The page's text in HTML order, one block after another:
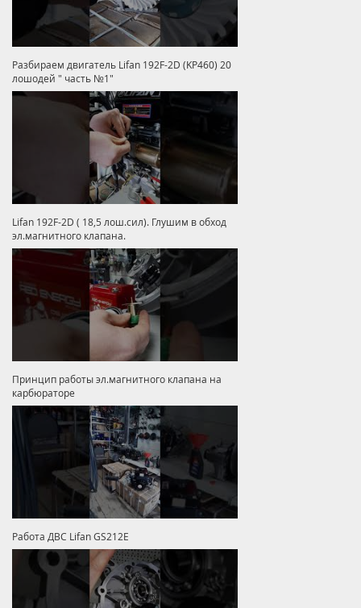
Разбираем двигатель Lifan 192F-2D (KP460) 20
лошодей " часть №1"
Lifan 192F-2D ( 18,5 лош.сил). Глушим в обход
эл.магнитного клапана.
Принцип работы эл.магнитного клапана на
карбюраторе
Работа ДВС Lifan GS212E